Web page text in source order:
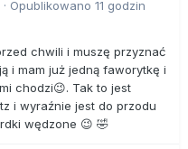
· Opublikowano 11 godzin
chwili i muszę przyznać
i mam już jedną faworytkę i
chodzi😉. Tak to jest
i wyraźnie jest do przodu
wędzone 😉 🤣